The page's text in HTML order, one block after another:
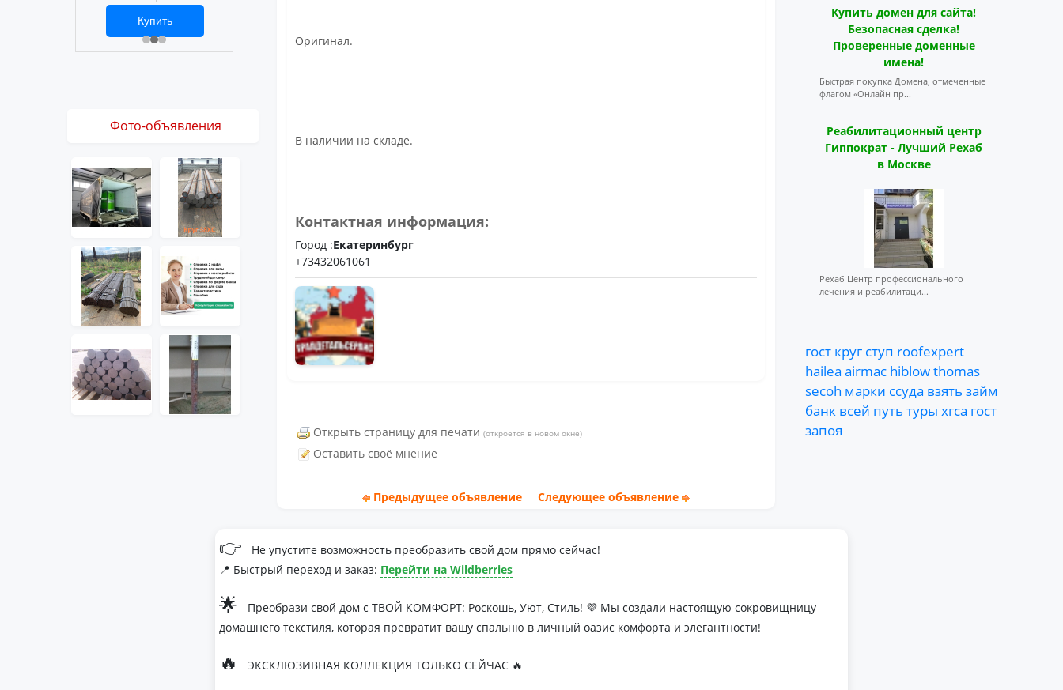
Оригинал.
В наличии на складе.
Контактная информация:
Город :Екатеринбург
+73432061061
Открыть страницу для печати (откроется в новом окне)
Оставить своё мнение
Предыдущее объявление Следующее объявление
2 469 ₽
Купить
Фото-объявления
Купить домен для сайта!
Безопасная сделка!
Проверенные доменные
имена!
Быстрая покупка Домена, отмеченные
флагом «Онлайн пр...
Реабилитационный центр
Гиппократ - Лучший Рехаб
в Москве
Рехаб Центр профессионального
лечения и реабилитаци...
гост круг ступ roofexpert
hailea airmac hiblowthomas
secoh марки ссуда взять займ
банк всей путь туры хгса гост
запоя
👉
Не упустите возможность преобразить свой дом прямо сейчас!
📍 Быстрый переход и заказ: Перейти на Wildberries
🌟
Преобрази свой дом с ТВОЙ КОМФОРТ: Роскошь, Уют, Стиль! 💜 Мы создали настоящую сокровищницу
домашнего текстиля, которая превратит вашу спальню в личный оазис комфорта и элегантности!
🔥 ЭКСКЛЮЗИВНАЯ КОЛЛЕКЦИЯ ТОЛЬКО СЕЙЧАС 🔥